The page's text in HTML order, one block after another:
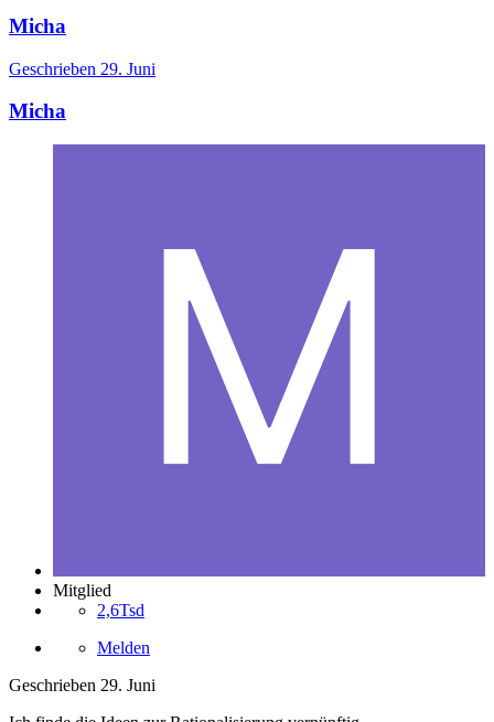
Micha
Geschrieben 29. Juni
Micha
Mitglied
2,6Tsd
Melden
Geschrieben 29. Juni